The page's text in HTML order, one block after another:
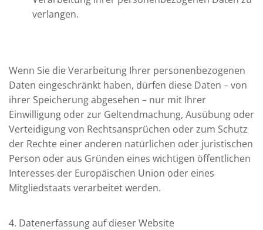
verlangen.
Wenn Sie die Verarbeitung Ihrer personenbezogenen
Daten eingeschränkt haben, dürfen diese Daten – von
ihrer Speicherung abgesehen – nur mit Ihrer
Einwilligung oder zur Geltendmachung, Ausübung oder
Verteidigung von Rechtsansprüchen oder zum Schutz
der Rechte einer anderen natürlichen oder juristischen
Person oder aus Gründen eines wichtigen öffentlichen
Interesses der Europäischen Union oder eines
Mitgliedstaats verarbeitet werden.
4. Datenerfassung auf dieser Website